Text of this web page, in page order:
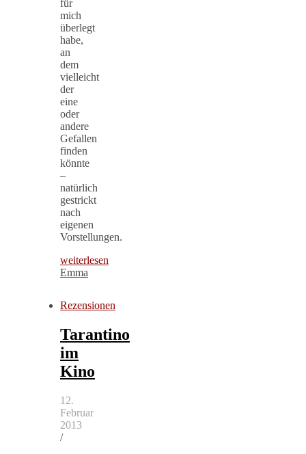
für
mich
überlegt
habe,
an
dem
vielleicht
der
eine
oder
andere
Gefallen
finden
könnte
–
natürlich
gestrickt
nach
eigenen
Vorstellungen.
weiterlesen
Emma
Rezensionen
Tarantino
im
Kino
12.
Februar
2013
/